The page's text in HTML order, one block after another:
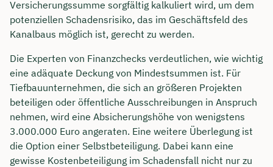
Versicherungssumme sorgfältig kalkuliert wird, um dem
potenziellen Schadensrisiko, das im Geschäftsfeld des
Kanalbaus möglich ist, gerecht zu werden.
Die Experten von Finanzchecks verdeutlichen, wie wichtig
eine adäquate Deckung von Mindestsummen ist. Für
Tiefbauunternehmen, die sich an größeren Projekten
beteiligen oder öffentliche Ausschreibungen in Anspruch
nehmen, wird eine Absicherungshöhe von wenigstens
3.000.000 Euro angeraten. Eine weitere Überlegung ist
die Option einer Selbstbeteiligung. Dabei kann eine
gewisse Kostenbeteiligung im Schadensfall nicht nur zu